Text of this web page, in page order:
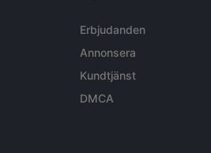
Erbjudanden
Annonsera
Kundtjänst
DMCA